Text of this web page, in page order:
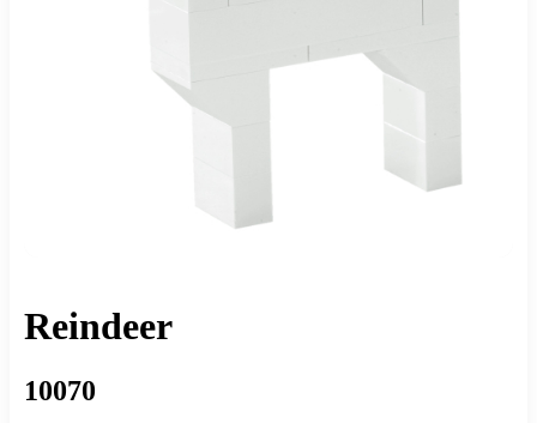
Reindeer
10070